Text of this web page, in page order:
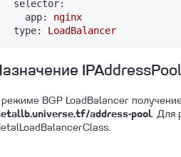
selector:
app:
nginx
type:
LoadBalancer
режиме BGP LoadBalancer
address-pool. Для